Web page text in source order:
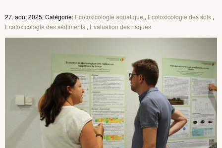
27. août 2025, Catégorie: Ecotoxicologie aquatique , Ecotoxicologie des sols ,
Ecotoxicologie des sédiments , Evaluation des risques